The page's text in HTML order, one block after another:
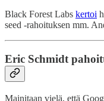
Black Forest Labs kertoi
seed -rahoituksen mm.
Eric Schmidt
Mainitaan vielä, että